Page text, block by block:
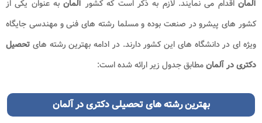
آلماناقدام می نمایند. لازم به ذکر است که کشور آلمان به عنوان یکی از
کشور های پیشرو در صنعت بوده و مسلما رشته های فنی و مهندسی جایگاه
ویژه ای در دانشگاه های این کشور دارند. در ادامه بهترین رشته های تحصیل
دکتری در آلمانمطابق جدول زیر ارائه شده است:
بهترین رشته های تحصیلی دکتری در آلمان